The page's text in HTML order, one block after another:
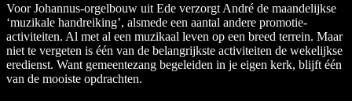
Voor Johannus-orgelbouw uit Ede verzorgt André de maandelijkse
‘muzikale handreiking’, alsmede een aantal andere promotie-
activiteiten. Al met al een muzikaal leven op een breed terrein. Maar
niet te vergeten is één van de belangrijkste activiteiten de wekelijkse
eredienst. Want gemeentezang begeleiden in je eigen kerk, blijft één
van de mooiste opdrachten.